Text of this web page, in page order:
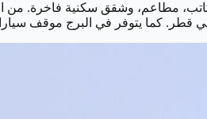
كما يتوفر في البرج موقف سيارات يتسع لأكثر من